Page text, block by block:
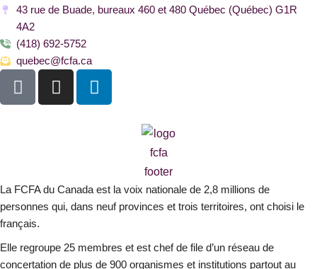
43 rue de Buade, bureaux 460 et 480 Québec (Québec) G1R
4A2
(418) 692-5752
quebec@fcfa.ca
F
a
o
k
-
s
q
I
n
r
a
m
L
i
i
n
La FCFA du Canada est la voix nationale de 2,8 millions de
personnes qui, dans neuf provinces et trois territoires, ont choisi le
français.
Elle regroupe 25 membres et est chef de file d’un réseau de
concertation de plus de 900 organismes et institutions partout au